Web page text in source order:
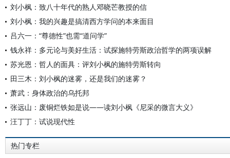
刘小枫：致八十年代的熟人邓晓芒教授的信
刘小枫：我的兴趣是搞清西方学问的本来面目
吕六一：“尊德性”也需“道问学”
钱永祥：多元论与美好生活：试探施特劳斯政治哲学的两项误解
苏光恩：哲人的面具：评刘小枫的施特劳斯转向
田三木：刘小枫的迷雾，还是我们的迷雾？
萧武：身体政治的乌托邦
张远山：废铜烂铁如是说——读刘小枫《尼采的微言大义》
汪丁丁：试说现代性
热门专栏